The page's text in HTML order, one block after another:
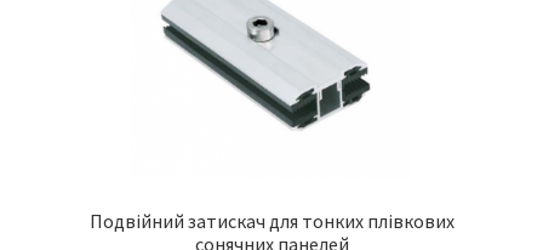
Подвійний затискач для тонких плівкових
сонячних панелей